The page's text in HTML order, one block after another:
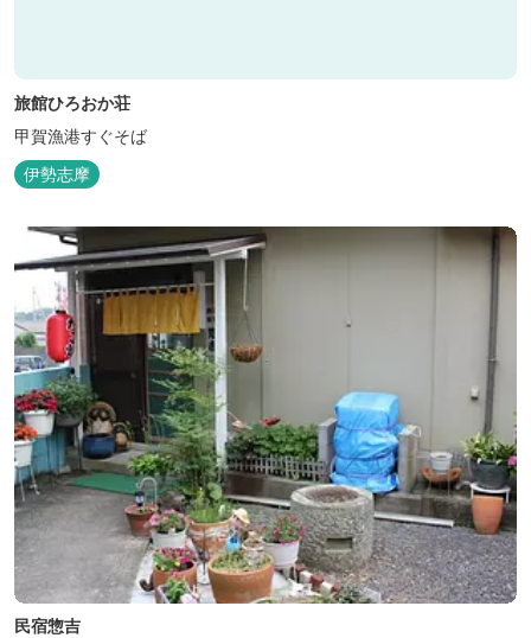
旅館ひろおか荘
甲賀漁港すぐそば
伊勢志摩
民宿惣吉